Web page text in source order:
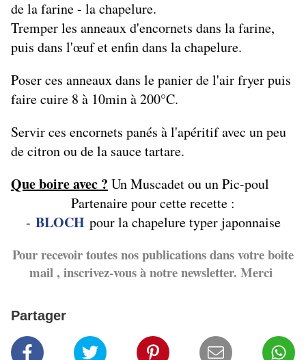
de la farine - la chapelure.
Tremper les anneaux d'encornets dans la farine,
puis dans l'œuf et enfin dans la chapelure.
Poser ces anneaux dans le panier de l'air fryer puis
faire cuire 8 à 10min à 200°C.
Servir ces encornets panés à l'apéritif avec un peu
de citron ou de la sauce tartare.
Que boire avec ? Un Muscadet ou un Pic-poul
Partenaire pour cette recette :
- BLOCH pour la chapelure typer japonnaise
Pour recevoir toutes nos publications dans votre boite
mail , inscrivez-vous à notre newsletter. Merci
Partager